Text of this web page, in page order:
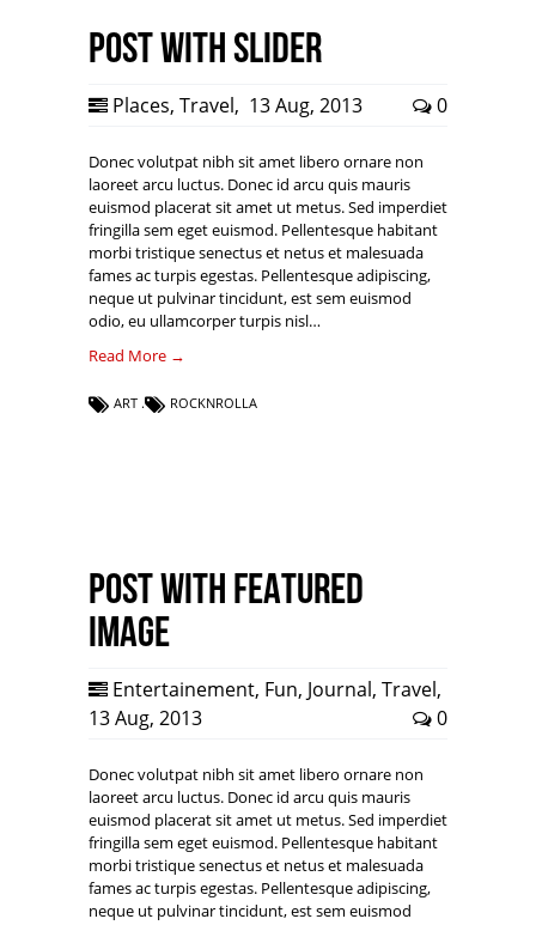
Post with Slider
Places, Travel, 13 Aug, 2013 0
Donec volutpat nibh sit amet libero ornare non
laoreet arcu luctus. Donec id arcu quis mauris
euismod placerat sit amet ut metus. Sed imperdiet
fringilla sem eget euismod. Pellentesque habitant
morbi tristique senectus et netus et malesuada
fames ac turpis egestas. Pellentesque adipiscing,
neque ut pulvinar tincidunt, est sem euismod
odio, eu ullamcorper turpis nisl…
Read More →
ART ROCKNROLLA
Post with Featured
Image
Entertainement, Fun, Journal, Travel,
13 Aug, 2013
0
Donec volutpat nibh sit amet libero ornare non
laoreet arcu luctus. Donec id arcu quis mauris
euismod placerat sit amet ut metus. Sed imperdiet
fringilla sem eget euismod. Pellentesque habitant
morbi tristique senectus et netus et malesuada
fames ac turpis egestas. Pellentesque adipiscing,
neque ut pulvinar tincidunt, est sem euismod